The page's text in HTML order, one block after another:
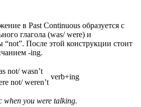
в Past Continuous образуется с
глагола (was/ were) и
“not”. После этой конструкции стоит
-ing.
not/ wasn’t
verb+ing
not/ weren’t
when you were talking.